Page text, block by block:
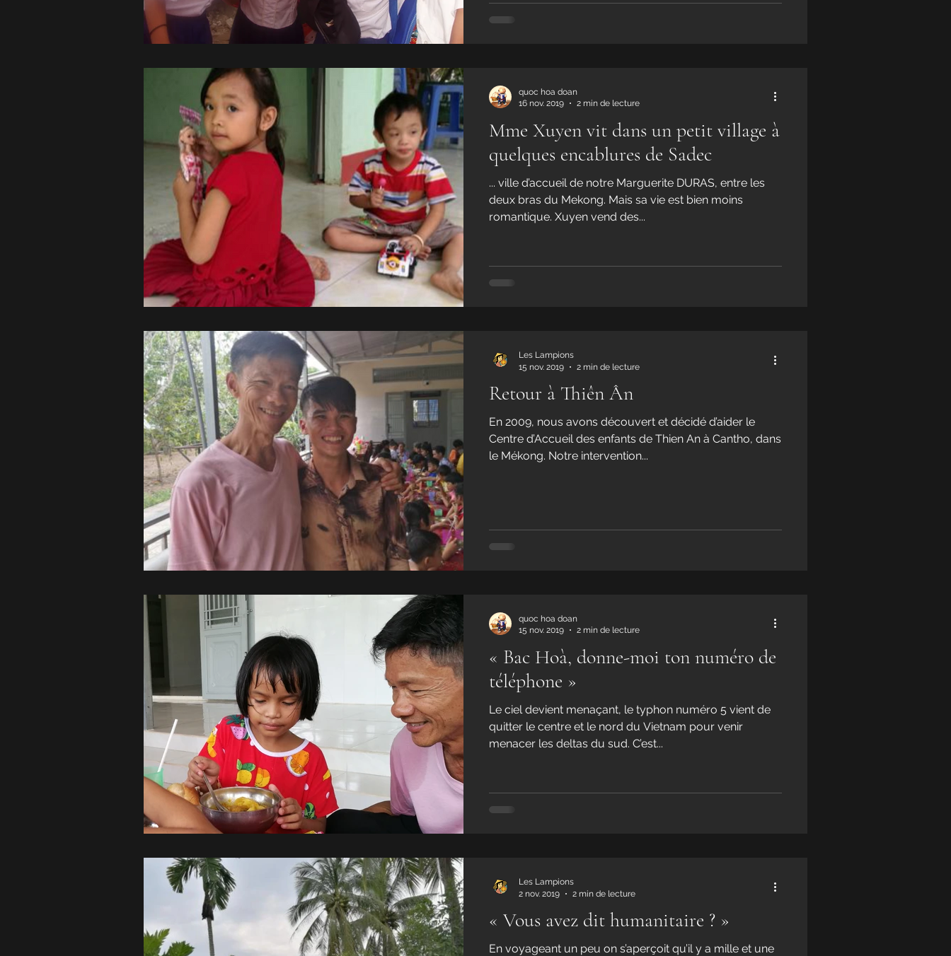
Mme Xuyen vit dans un petit village à
quelques encablures de Sadec
... ville d’accueil de notre Marguerite DURAS, entre les
deux bras du Mekong. Mais sa vie est bien moins
romantique. Xuyen vend des...
quoc hoa doan
16 nov. 2019
2 min de lecture
Retour à Thiên Ân
En 2009, nous avons découvert et décidé d’aider le
Centre d’Accueil des enfants de Thien An à Cantho, dans
le Mékong. Notre intervention...
Les Lampions
15 nov. 2019
2 min de lecture
« Bac Hoà, donne-moi ton numéro de
téléphone »
Le ciel devient menaçant, le typhon numéro 5 vient de
quitter le centre et le nord du Vietnam pour venir
menacer les deltas du sud. C’est...
quoc hoa doan
15 nov. 2019
2 min de lecture
« Vous avez dit humanitaire ? »
En voyageant un peu on s’aperçoit qu’il y a mille et une
Les Lampions
2 nov. 2019
2 min de lecture